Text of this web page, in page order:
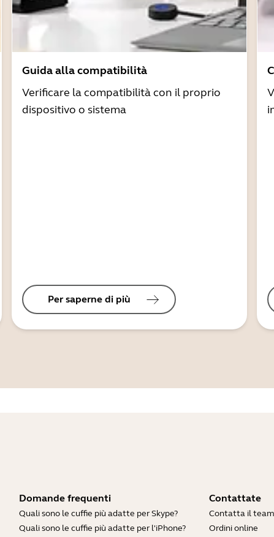
Guida alla compatibilità
Verificare la compatibilità con il proprio
dispositivo o sistema
Per saperne di più
Domande frequenti
Quali sono le cuffie più adatte per Skype?
Quali sono le cuffie più adatte per l'iPhone?
Contattate
Contatta il
Ordini online